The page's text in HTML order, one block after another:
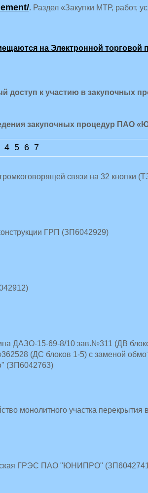
. Раздел «Закупки МТР, работ,
на Электронной торговой
доступ к участию в закупочных
закупочных процедур ПАО
4 5 6 7
связи на 32 кнопки
ГРП (ЗП6042929)
ДАЗО-15-69-8/10 зав.№311 (ДВ
(ДС блоков 1-5) с заменой
(ЗП6042763)
монолитного участка перекрытия
ГРЭС ПАО "ЮНИПРО"